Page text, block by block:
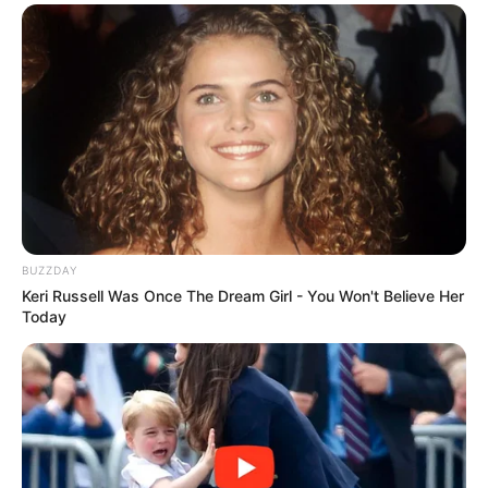
BUZZDAY
Keri Russell Was Once The Dream Girl - You Won't Believe Her
Today